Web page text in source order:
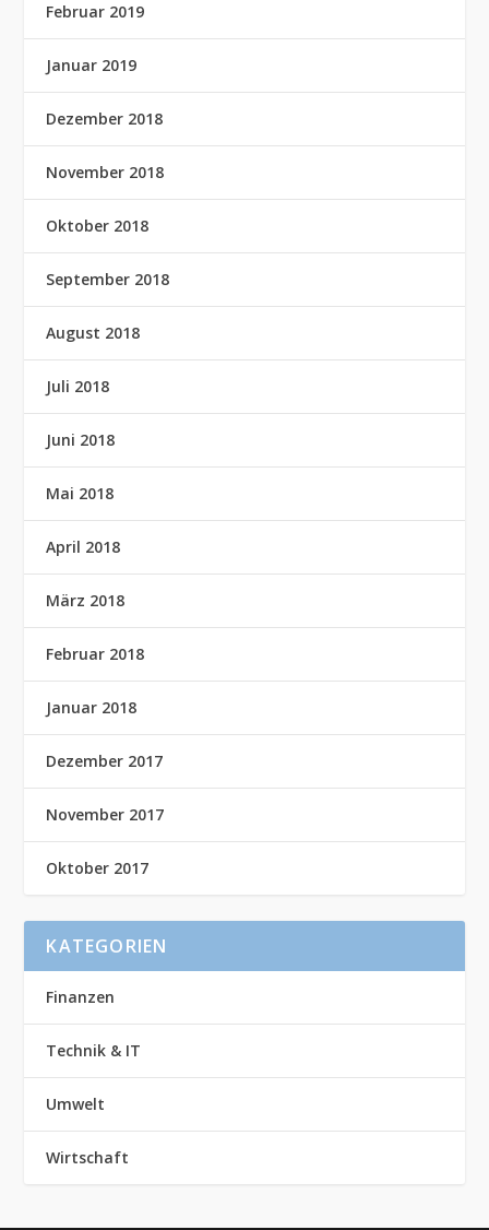
Februar 2019
Januar 2019
Dezember 2018
November 2018
Oktober 2018
September 2018
August 2018
Juli 2018
Juni 2018
Mai 2018
April 2018
März 2018
Februar 2018
Januar 2018
Dezember 2017
November 2017
Oktober 2017
KATEGORIEN
Finanzen
Technik & IT
Umwelt
Wirtschaft